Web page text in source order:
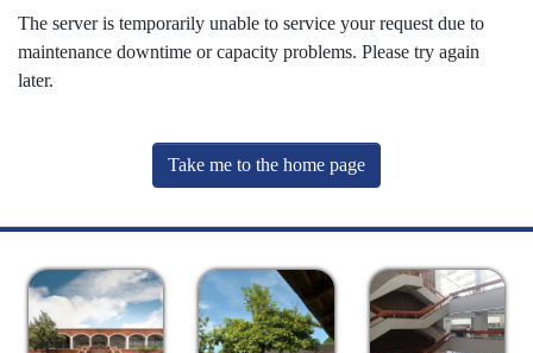
The server is temporarily unable to service your request due to
maintenance downtime or capacity problems. Please try again
later.
Take me to the home page